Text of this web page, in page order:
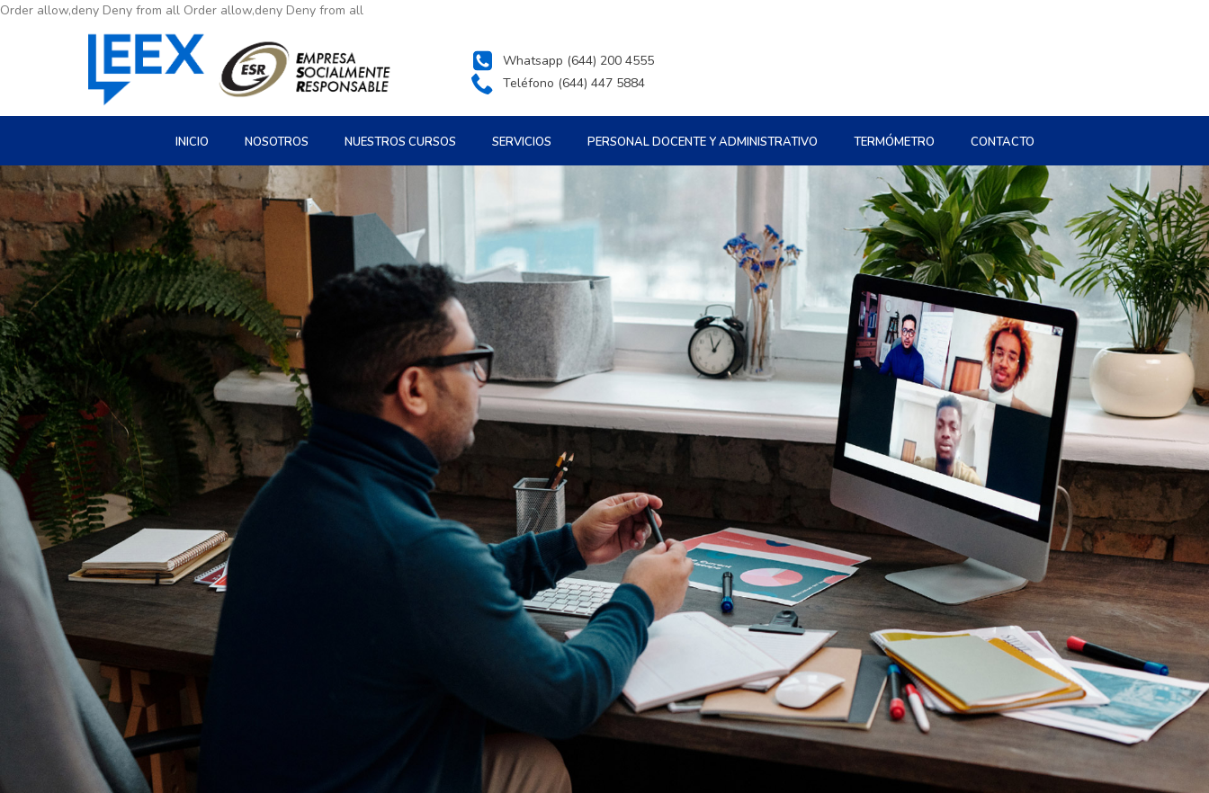
Order allow,deny Deny from all Order allow,deny Deny from all
Whatsapp (644) 200 4555
Teléfono (644) 447 5884
INICIO NOSOTROS NUESTROS CURSOS SERVICIOS PERSONAL DOCENTE Y ADMINISTRATIVO TERMÓMETRO CONTACTO